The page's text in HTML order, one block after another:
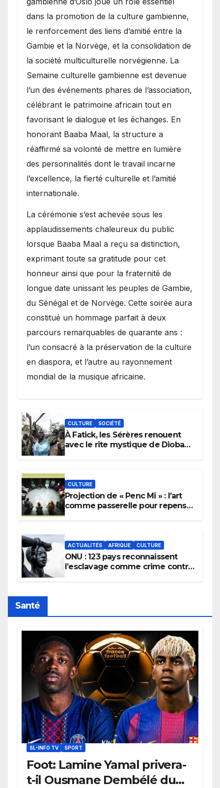
dans la promotion de la culture gambienne,
le renforcement des liens d’amitié entre la
Gambie et la Norvège, et la consolidation de
la société multiculturelle norvégienne. La
Semaine culturelle gambienne est devenue
l’un des événements phares de l’association,
célébrant le patrimoine africain tout en
favorisant le dialogue et les échanges. En
honorant Baaba Maal, la structure a
réaffirmé sa volonté de mettre en lumière
des personnalités dont le travail incarne
l’excellence, la fierté culturelle et l’amitié
internationale.
​La cérémonie s’est achevée sous les
applaudissements chaleureux du public
lorsque Baaba Maal a reçu sa distinction,
exprimant toute sa gratitude pour cet
honneur ainsi que pour la fraternité de
longue date unissant les peuples de Gambie,
du Sénégal et de Norvège. Cette soirée aura
constitué un hommage parfait à deux
parcours remarquables de quarante ans :
l’un consacré à la préservation de la culture
en diaspora, et l’autre au rayonnement
mondial de la musique africaine.
CULTURE SOCIÉTÉ
À Fatick, les Sérères renouent
avec le rite mystique de Diobaye
CULTURE
Projection de « Penc Mi » : l’art
comme passerelle pour repenser
ACTUALITÉS AFRIQUE CULTURE
ONU : 123 pays reconnaissent
l’esclavage comme crime contre
Santé
SL-INFO TV SPORT
Foot: Lamine Yamal privera-
t-il Ousmane Dembélé du